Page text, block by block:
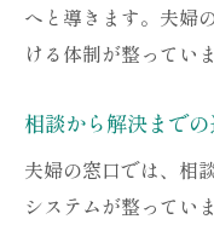
へと導きます。夫婦
ける体制が整っていま
相談から解決まで
夫婦の窓口では、相
システムが整ってい